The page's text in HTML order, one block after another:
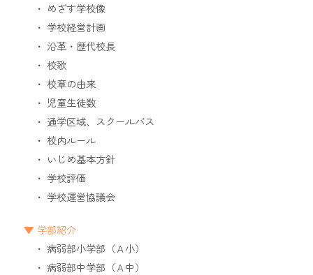
めざす学校像
学校経営計画
沿革・歴代校長
校歌
校章の由来
児童生徒数
通学区域、スクールバス
校内ルール
いじめ基本方針
学校評価
学校運営協議会
学部紹介
病弱部小学部（Ａ小）
病弱部中学部（Ａ中）